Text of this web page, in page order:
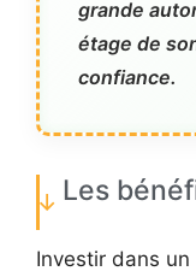
grande
étage de
confiance.
Les
Investir dans un